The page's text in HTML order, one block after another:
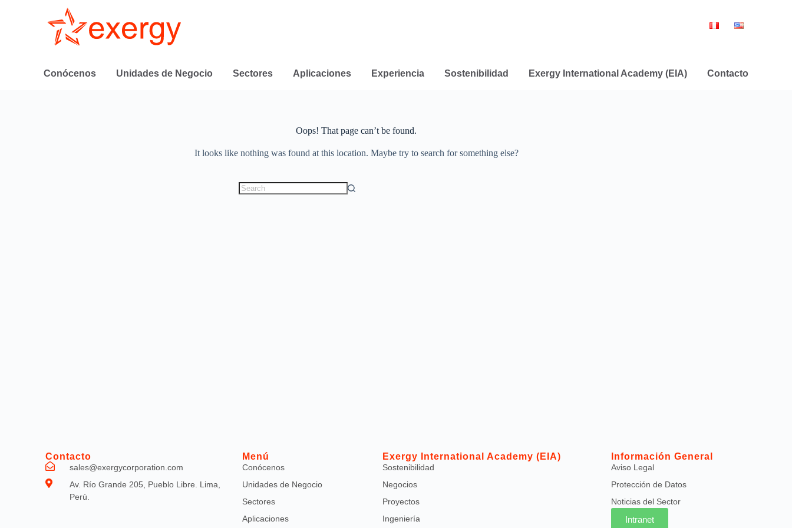
Conócenos Unidades de Negocio Sectores Aplicaciones Experiencia Sostenibilidad Exergy International Academy (EIA) Contacto
Oops! That page can’t be found.
It looks like nothing was found at this location. Maybe try to search for something else?
Contacto
sales@exergycorporation.com
Av. Río Grande 205, Pueblo Libre. Lima,
Perú.
Menú
Conócenos
Unidades de Negocio
Sectores
Aplicaciones
Exergy International Academy (EIA)
Sostenibilidad
Negocios
Proyectos
Ingeniería
Información General
Aviso Legal
Protección de Datos
Noticias del Sector
Intranet